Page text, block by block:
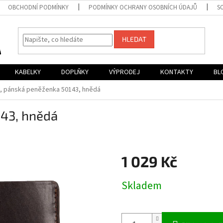
OBCHODNÍ PODMÍNKY PODMÍNKY OCHRANY OSOBNÍCH ÚDAJŮ
HLEDAT
KABELKY DOPLŇKY VÝPRODEJ KONTAKTY
pánská peněženka 50143, hnědá
hnědá
1 029 Kč
cena:
Skladem